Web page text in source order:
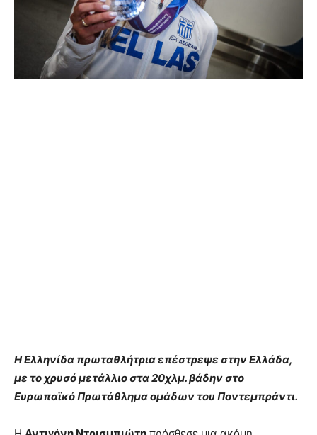
Η Ελληνίδα πρωταθλήτρια επέστρεψε στην Ελλάδα,
με το χρυσό μετάλλιο στα 20χλμ. βάδην στο
Ευρωπαϊκό Πρωτάθλημα ομάδων του Ποντεμπράντι.